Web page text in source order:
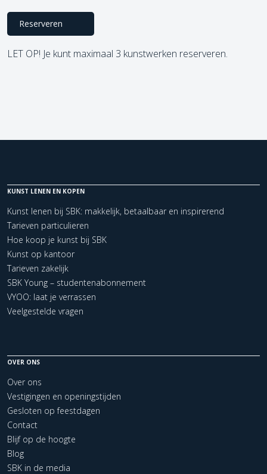
Reserveren
LET OP! Je kunt maximaal 3 kunstwerken reserveren.
KUNST LENEN EN KOPEN
Kunst lenen bij SBK: makkelijk, betaalbaar en inspirerend
Tarieven particulieren
Hoe koop je kunst bij SBK
Kunst op kantoor
Tarieven zakelijk
SBK Young – studentenabonnement
VYOO: laat je verrassen
Veelgestelde vragen
OVER ONS
Over ons
Vestigingen en openingstijden
Gesloten op feestdagen
Contact
Blijf op de hoogte
Blog
SBK in de media